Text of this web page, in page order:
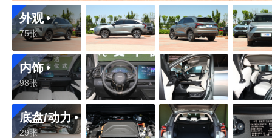
外观
75张
内饰
98张
底盘/动力
29张